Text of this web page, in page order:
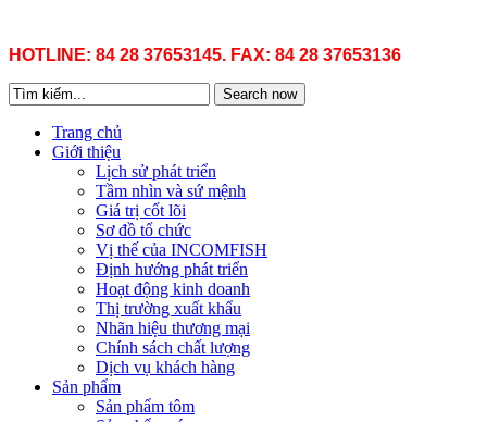
HOTLINE: 84 28 37653145. FAX: 84 28 37653136
Search now
Trang chủ
Giới thiệu
Lịch sử phát triển
Tầm nhìn và sứ mệnh
Giá trị cốt lõi
Sơ đồ tổ chức
Vị thế của INCOMFISH
Định hướng phát triển
Hoạt động kinh doanh
Thị trường xuất khẩu
Nhãn hiệu thương mại
Chính sách chất lượng
Dịch vụ khách hàng
Sản phẩm
Sản phẩm tôm